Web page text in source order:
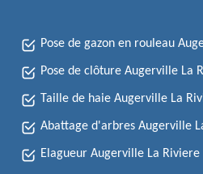
Pose de gazon en rouleau
Pose de clôture Augerville La
Taille de haie Augerville La
Abattage d'arbres Augerville
Elagueur Augerville La Riviere